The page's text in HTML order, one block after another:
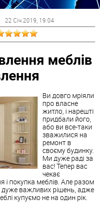
22 Січ 2019 , 19:04
меблів
Ви довго мріяли
про власне
житло, і нарешті
придбали його,
або ви все-таки
зважилися на
ремонт в
своєму будинку.
Ми дуже раді за
вас! Тепер вас
чекає
покупка меблів. Але разом
дуже важливих рішень, адже
купуємо не на один рік.